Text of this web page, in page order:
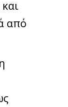
από